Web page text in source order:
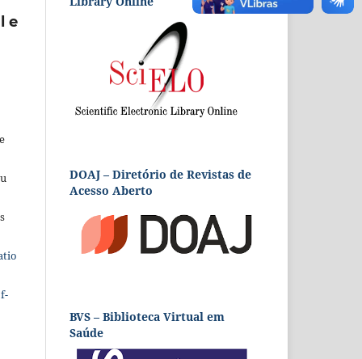
e
DOAJ – Diretório de Revistas de
Acesso Aberto
BVS – Biblioteca Virtual em
Saúde